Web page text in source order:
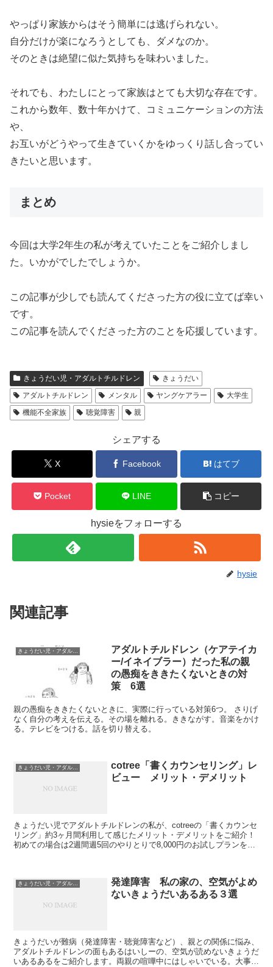
やっぱり家族からはそう簡単には逃げられない。
自分だけが楽になろうとしても、ダメなのか。
そのときは絶望に似た気持ちを味わいました。
それでも、わたしにとって家族はとても大切な存在です。
これから数年、数十年かけて、コミュニケーションの方法
や、
お互いがどうやって生きていくかをゆっくり話し合ってい
きたいと思います。
まとめ
今回は大学2年生の私が考えていたことをご紹介しまし
た。いかがでしたでしょうか。
この記事が少しでも読んてくださった方の役に立てば幸い
です。
この記事を読んでくださった方のことを応援しています。
きょうだい児・アダルトチルドレン
きょうだい
アダルトチルドレン
メンタル ヤングケアラー
大学生
機能不全家族
聴覚障害 親
シェアする
X Facebook はてブ
Pocket LINE コピー
hysieをフォローする
hysie
関連記事
きょうだい児・アダルトチルドレン
アダルトチルドレン（ケアテイカ
ー/イネイブラー）だった私の親
の愚痴をききたくないときの対
策 6選
親の愚痴をききたくないときに、実際に行っている対策6つ。 さりげ
なく自分の考えを伝える。その場を離れる。ききながす。音楽をかけ
る。テレビをつける。話を切り替える。
きょうだい児・アダルトチルドレン
cotree「書くカウンセリング」レ
ビュー メリット・デメリット
きょうだい児でアダルトチルドレンの私が、cotreeの「書くカウンセ
リング」約3ヶ月間利用して感じたメリット・デメリットをご紹介！
初めての場合は2週間週5回のやりとりで8,000円のお試しプランを利
きょうだい児・アダルトチルドレン
発達障害 私の家の、空気がよめ
ないきょうだいあるある３選
きょうだいが難病（発達障害・聴覚障害など）、親との関係に悩み、
アダルトチルドレンの面もあるはいしーの、空気が読めないきょうだ
いあるあるをご紹介します。両親の喧嘩中にはしゃいでいる。大事な